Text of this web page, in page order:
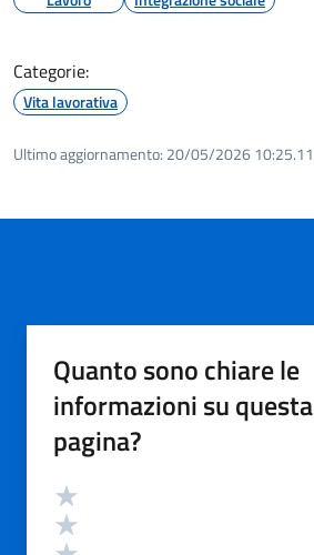
Categorie:
Vita lavorativa
Ultimo aggiornamento: 20/05/2026 10:25.11
Quanto sono chiare le
informazioni su questa
pagina?
Valutazione